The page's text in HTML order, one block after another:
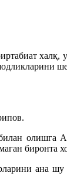
биронта
ана шу